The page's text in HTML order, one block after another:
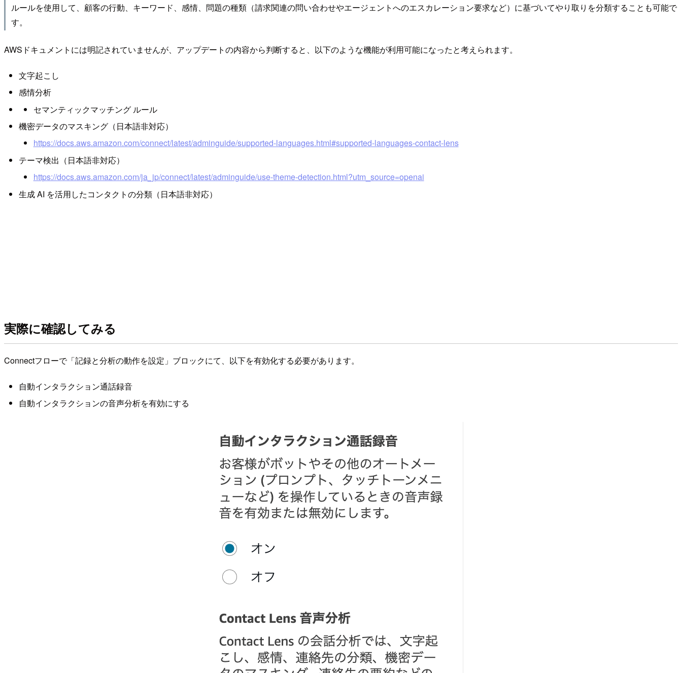
ルールを使用して、顧客の行動、キーワード、感情、問題の種類（請求関連の問い合わせやエージェントへのエスカレーション要求など）に基づいてやり取りを分類することも可能で
す。
AWSドキュメントには明記されていませんが、アップデートの内容から判断すると、以下のような機能が利用可能になったと考えられます。
文字起こし
感情分析
セマンティックマッチング ルール
機密データのマスキング（日本語非対応）
https://docs.aws.amazon.com/connect/latest/adminguide/supported-languages.html#supported-languages-contact-lens
テーマ検出（日本語非対応）
https://docs.aws.amazon.com/ja_jp/connect/latest/adminguide/use-theme-detection.html?utm_source=openai
生成 AI を活用したコンタクトの分類（日本語非対応）
実際に確認してみる
Connectフローで「記録と分析の動作を設定」ブロックにて、以下を有効化する必要があります。
自動インタラクション通話録音
自動インタラクションの音声分析を有効にする